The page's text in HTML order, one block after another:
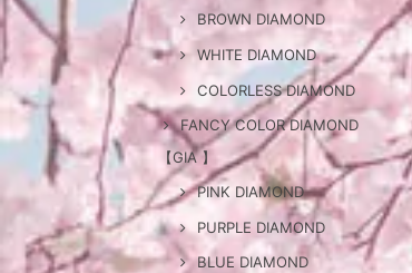
BROWN DIAMOND
WHITE DIAMOND
COLORLESS DIAMOND
FANCY COLOR DIAMOND
【GIA 】
PINK DIAMOND
PURPLE DIAMOND
BLUE DIAMOND